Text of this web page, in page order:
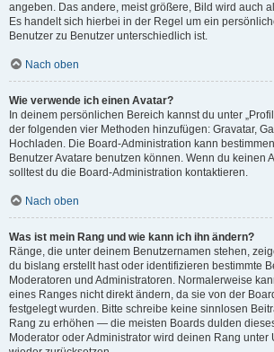
angeben. Das andere, meist größere, Bild wird auch
Es handelt sich hierbei in der Regel um ein
Benutzer zu Benutzer unterschiedlich ist.
Nach oben
Wie verwende ich einen Avatar?
In deinem persönlichen Bereich kannst du unter
der folgenden vier Methoden hinzufügen: Gravatar,
Hochladen. Die Board-Administration kann
Benutzer Avatare benutzen können. Wenn du keinen
solltest du die Board-Administration kontaktieren.
Nach oben
Was ist mein Rang und wie kann ich ihn ändern?
Ränge, die unter deinem Benutzernamen stehen,
du bislang erstellt hast oder identifizieren bestimmte
Moderatoren und Administratoren. Normalerweise
eines Ranges nicht direkt ändern, da sie von der
festgelegt wurden. Bitte schreibe keine sinnlosen
Rang zu erhöhen — die meisten Boards dulden
Moderator oder Administrator wird deinen Rang unter